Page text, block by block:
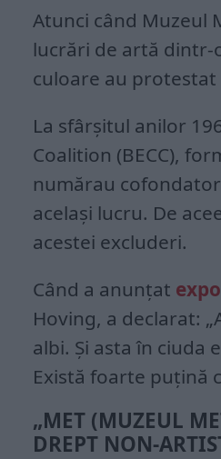
Atunci când Muzeul
lucrări de artă dintr-
culoare au
La sfârșitul anilor
Coalition (BECC),
numărau
același lucru. De
acestei excluderi.
Când a anunțat
Hoving, a declarat:
albi. Și asta în
Există foarte puțină
„MET (MUZEUL
DREPT NON-